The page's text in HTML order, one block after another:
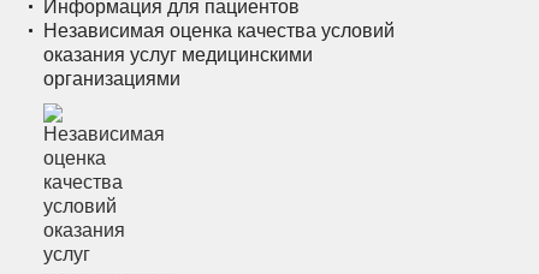
Информация для пациентов
Независимая оценка качества условий
оказания услуг медицинскими
организациями